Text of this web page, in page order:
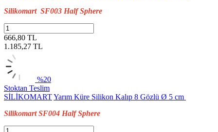
Silikomart SF003 Half Sphere
666,80 TL
1.185,27 TL
%20
Stoktan Teslim
SİLİKOMARTYarım Küre Silikon Kalıp 8 Gözlü Ø 5 cm
Silikomart SF004 Half Sphere